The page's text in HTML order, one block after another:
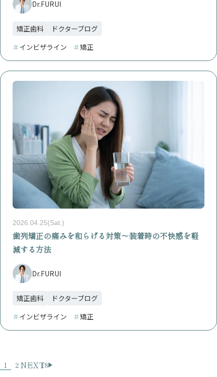
Dr.FURUI
矯正歯科
ドクターブログ
＃インビザライン ＃矯正
2026.04.25(Sat.)
歯列矯正の痛みを和らげる対策〜装着時の不快感を軽
減する方法
Dr.FURUI
矯正歯科
ドクターブログ
＃インビザライン ＃矯正
1 2 … 18
NEXT